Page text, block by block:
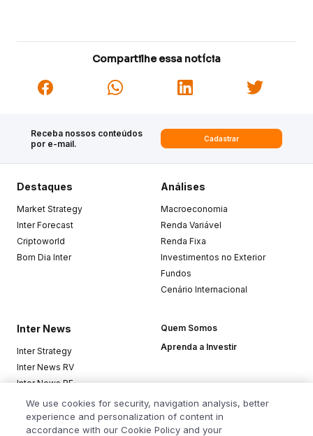
Compartilhe essa notícia
Receba nossos conteúdos
por e-mail.
Cadastrar
Destaques
Market Strategy
Inter Forecast
Criptoworld
Bom Dia Inter
Análises
Macroeconomia
Renda Variável
Renda Fixa
Investimentos no Exterior
Fundos
Cenário Internacional
Inter News
Inter Strategy
Inter News RV
Inter News RF
Top Funds
Quem Somos
Aprenda a Investir
We use cookies for security, navigation analysis, better
experience and personalization of content in
accordance with our Cookie Policy and your